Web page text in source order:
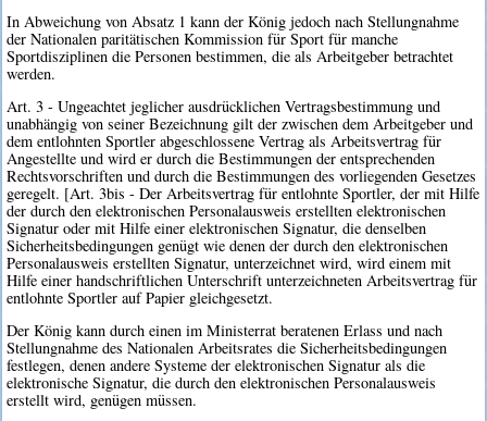
In Abweichung von Absatz 1 kann der König jedoch nach Stellungnahme
der Nationalen paritätischen Kommission für Sport für manche
Sportdisziplinen die Personen bestimmen, die als Arbeitgeber betrachtet
werden.
Art. 3 - Ungeachtet jeglicher ausdrücklichen Vertragsbestimmung und
unabhängig von seiner Bezeichnung gilt der zwischen dem Arbeitgeber und
dem entlohnten Sportler abgeschlossene Vertrag als Arbeitsvertrag für
Angestellte und wird er durch die Bestimmungen der entsprechenden
Rechtsvorschriften und durch die Bestimmungen des vorliegenden Gesetzes
geregelt. [Art. 3bis - Der Arbeitsvertrag für entlohnte Sportler, der mit Hilfe
der durch den elektronischen Personalausweis erstellten elektronischen
Signatur oder mit Hilfe einer elektronischen Signatur, die denselben
Sicherheitsbedingungen genügt wie denen der durch den elektronischen
Personalausweis erstellten Signatur, unterzeichnet wird, wird einem mit
Hilfe einer handschriftlichen Unterschrift unterzeichneten Arbeitsvertrag für
entlohnte Sportler auf Papier gleichgesetzt.
Der König kann durch einen im Ministerrat beratenen Erlass und nach
Stellungnahme des Nationalen Arbeitsrates die Sicherheitsbedingungen
festlegen, denen andere Systeme der elektronischen Signatur als die
elektronische Signatur, die durch den elektronischen Personalausweis
erstellt wird, genügen müssen.